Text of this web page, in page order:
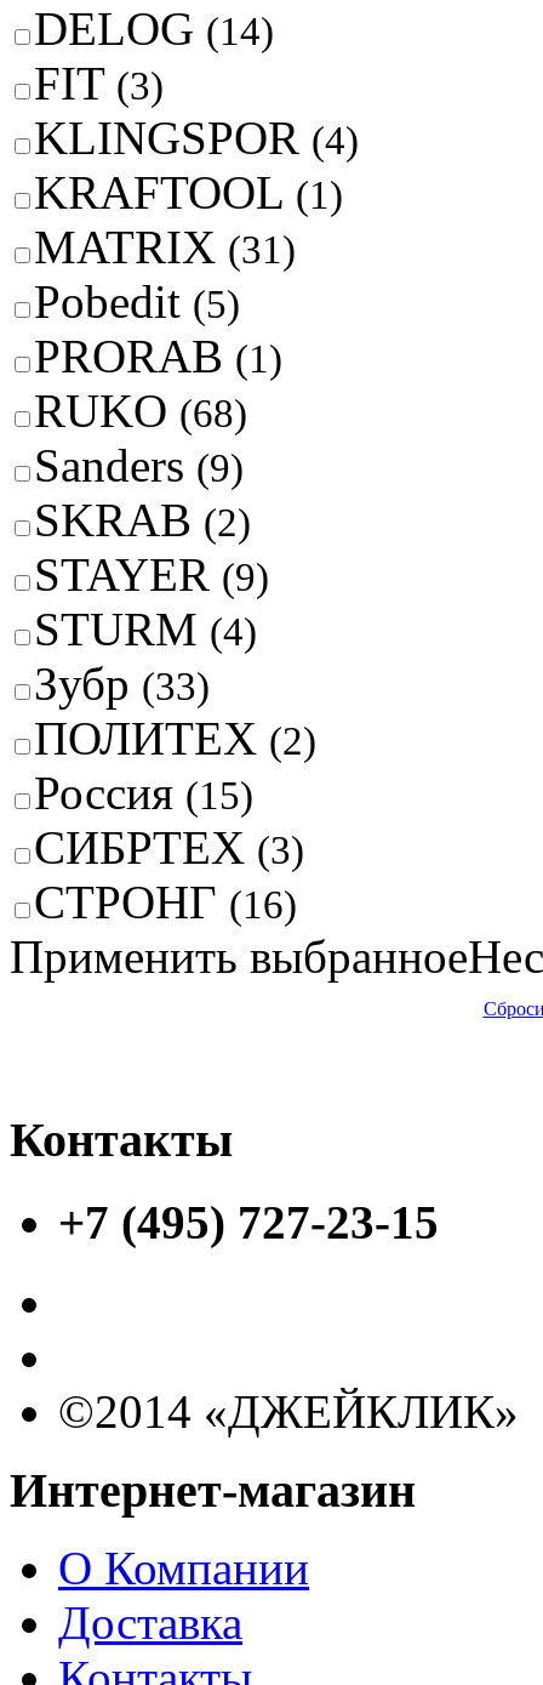
DELOG (14)
FIT (3)
KLINGSPOR (4)
KRAFTOOL (1)
MATRIX (31)
Pobedit (5)
PRORAB (1)
RUKO (68)
Sanders (9)
SKRAB (2)
STAYER (9)
STURM (4)
Зубр (33)
ПОЛИТЕХ (2)
Россия (15)
СИБРТЕХ (3)
СТРОНГ (16)
Применить выбранное
Контакты
+7 (495) 727-23-15
©2014 «ДЖЕЙКЛИК»
Интернет-магазин
О Компании
Доставка